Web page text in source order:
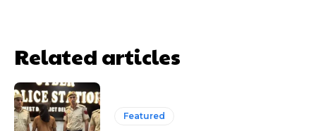
HIGHLIGHT
हर खाते के बदले मिलते थे 20 से 25 हजार
Related articles
Featured